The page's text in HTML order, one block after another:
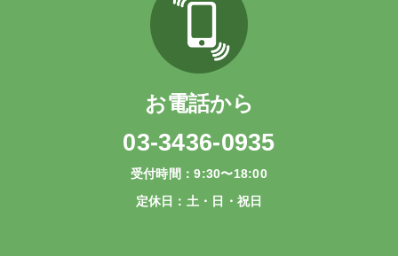
お電話から
03-3436-0935
受付時間：9:30〜18:00
定休日：土・日・祝日